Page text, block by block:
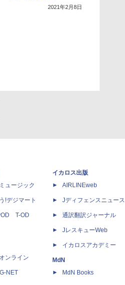
2021年2月8日
ュージック
!デジマート
T-OD
ンライン
NET
イカロス出版
AIRLINEweb
Jディフェンスニュース
通訳翻訳ジャーナル
JレスキューWeb
イカロスアカデミー
MdN
MdN Books